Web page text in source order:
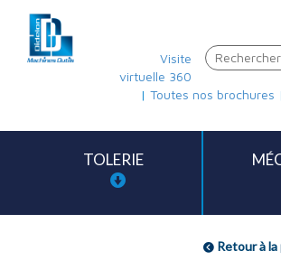
Visite
virtuelle 360
| Toutes nos brochures
TOLERIE
Retour à